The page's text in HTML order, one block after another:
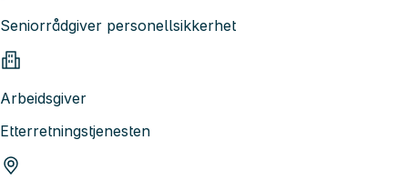
Seniorrådgiver personellsikkerhet
Arbeidsgiver
Etterretningstjenesten